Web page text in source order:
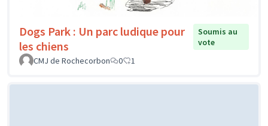
Dogs Park : Un parc ludique pour
les chiens
Soumis au
vote
CMJ de Rochecorbon
0 1